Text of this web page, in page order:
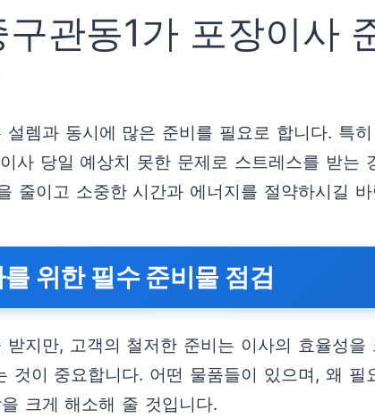
관동1가 포장이사
렘과 동시에 많은 준비를 필요로 합니다. 특히
사 당일 예상치 못한 문제로 스트레스를 받
줄이고 소중한 시간과 에너지를 절약하시길 바
위한 필수 준비물 점검
받지만, 고객의 철저한 준비는 이사의 효율성
것이 중요합니다. 어떤 물품들이 있으며, 왜
크게 해소해 줄 것입니다.